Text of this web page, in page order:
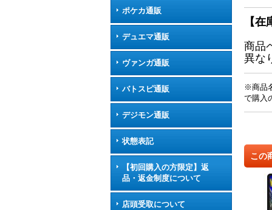
ポケカ通販
デュエマ通販
ヴァンガ通販
バトスピ通販
デジモン通販
状態表記
【初回購入の方限定】返
品・返金制度について
店頭受取について
【
商品
異な
※商品
で購入
この